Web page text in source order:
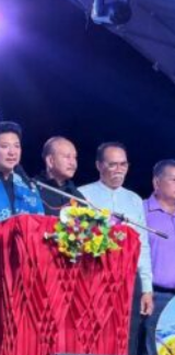
าน
สิ่งแวดล้อม
ฐาน
า